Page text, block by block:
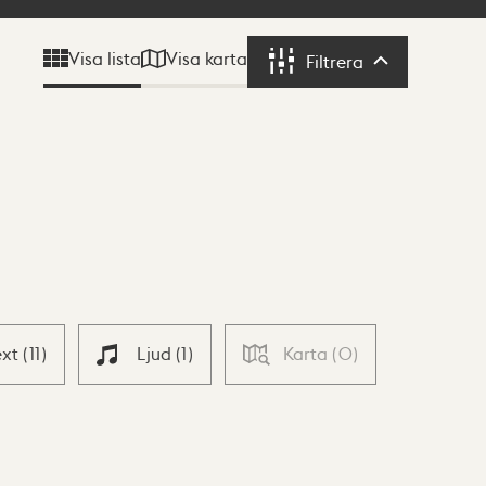
Visa lista Visa karta Filtrera Filtrera
(11) Ljud (1) Karta (0)